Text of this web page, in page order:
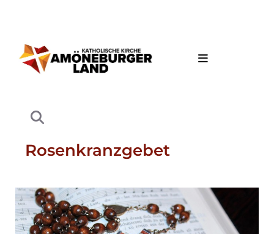
Rosenkranzgebet